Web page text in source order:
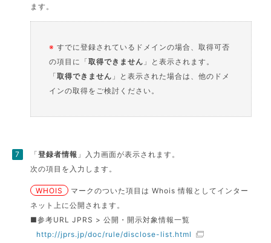
ます。
※すでに登録されているドメインの場合、取得可否
の項目に「取得できません 」と表示されます。
「取得できません 」と表示された場合は、他のドメ
インの取得をご検討ください。
「登録者情報 」入力画面が表示されます。
次の項目を入力します。
WHOIS
マークのついた項目は Whois 情報としてインター
ネット上に公開されます。
■参考URL JPRS > 公開・開示対象情報一覧
http://jprs.jp/doc/rule/disclose-list.html